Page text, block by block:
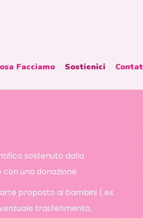
Facciamo Sostienici
sostenuto dalla
una donazione
proposto ai bambini ( es.
trasferimento,